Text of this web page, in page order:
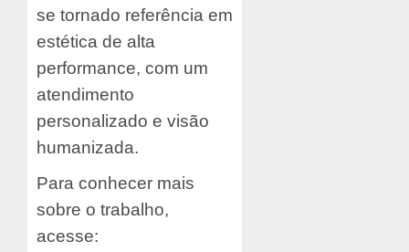
se tornado referência em
estética de alta
performance, com um
atendimento
personalizado e visão
humanizada.
Para conhecer mais
sobre o trabalho,
acesse: